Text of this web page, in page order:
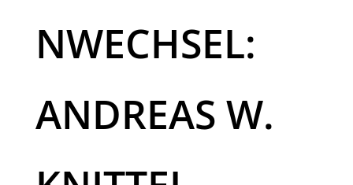
NWECHSEL:
ANDREAS W.